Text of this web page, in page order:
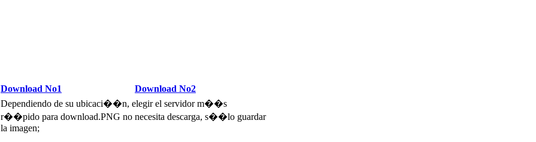
Download No1
Download No2
Dependiendo de su ubicaci��n, elegir el servidor m��s
r��pido para download.PNG no necesita descarga, s��lo guardar
la imagen;